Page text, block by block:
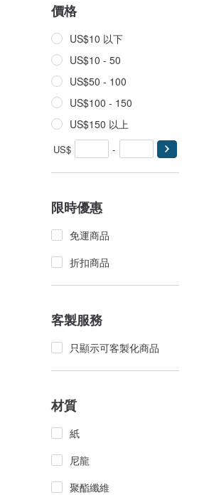
價格
US$10 以下
US$10 - 50
US$50 - 100
US$100 - 150
US$150 以上
US$ -
限時優惠
免運商品
折扣商品
客製服務
只顯示可客製化商品
材質
紙
尼龍
聚酯纖維